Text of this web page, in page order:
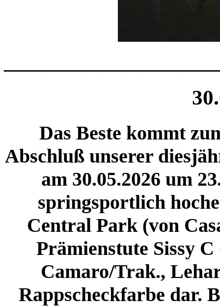
Das Beste kommt
Abschluß unserer
am 30.05.2026 um
springsportlich
Central Park (von
Prämienstute Sissy
Camaro/Trak.,
Rappscheckfarbe dar.